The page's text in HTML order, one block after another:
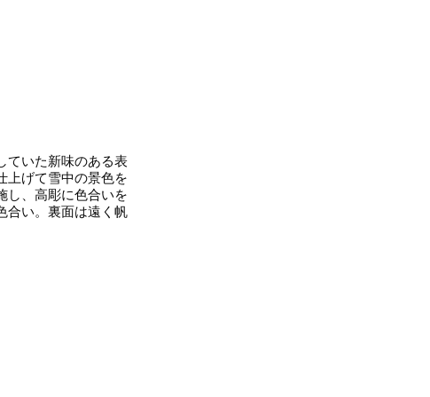
ていた新味のある表
上げて雪中の景色を
し、高彫に色合いを
合い。裏面は遠く帆